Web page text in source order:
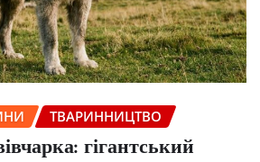
ТВАРИННИЦТВО
гігантський